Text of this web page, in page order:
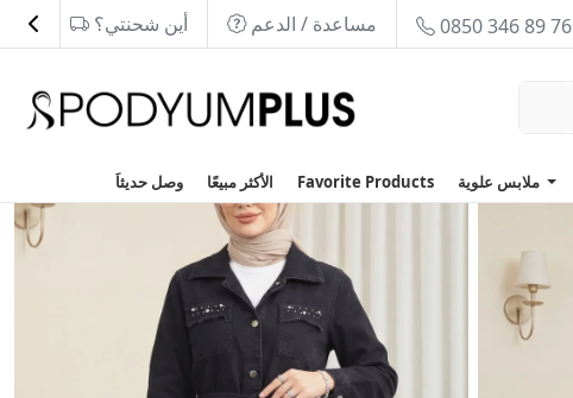
أين شحنتي؟ مساعدة / الدعم 0850 346 89 76
وصل حديثاَ الأكثر مبيعًا Favorite Products ملابس علوية